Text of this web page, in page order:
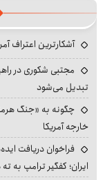
آشکارترین اعتراف
مجتبی شکوری در
تبدیل می‌شود
چگونه به «جنگ
خارجه آمریکا
فراخوان دریافت
ایران؛ کفگیر ترامپ به